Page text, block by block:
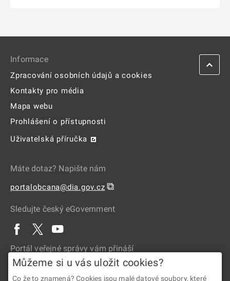
Informace
Zpracování osobních údajů a cookies
Kontakty pro média
Mapa webu
Prohlášení o přístupnosti
Uživatelská příručka
Máte dotaz? Napište nám
portalobcana@dia.gov.cz ⧉
Sledujte český eGovernment
Portál veřejné správy vám přináší
Můžeme si u vás uložit cookies?
Co že to znamená? Cookies jsou malé datové soubory, které